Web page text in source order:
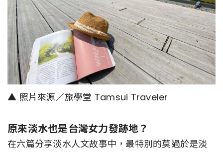
▲ 照片來源／旅學堂 Tamsui Traveler
原來淡水也是台灣女力發跡地？
在六篇分享淡水人文故事中，最特別的莫過於是淡